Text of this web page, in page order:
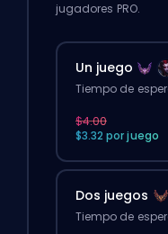
jugadores PRO.
Un juego
Tiempo de
$4.00
$3.32 por juego
Dos juegos
Tiempo de